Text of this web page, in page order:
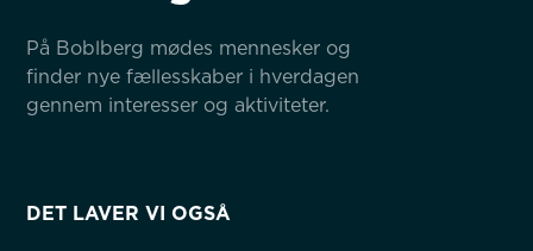
På Boblberg mødes mennesker og
finder nye fællesskaber i hverdagen
gennem interesser og aktiviteter.
DET LAVER VI OGSÅ